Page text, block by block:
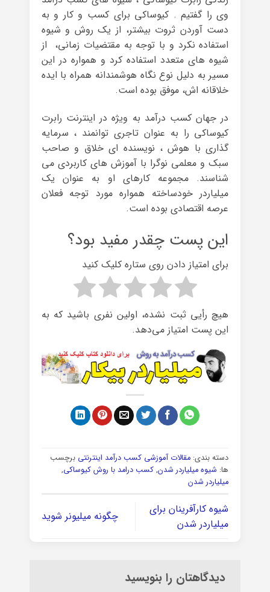
وی را گفتیم . کیوساکی برای کسب و کار و به
دست آوردن ثروت بیشتر، از یک روش و شیوه
استفاده نکرد و با توجه به مقتضیات زمانی، از
شیوه های متعدد استفاده کرد و همواره در این
مسیر به دلیل نوع نگاه هوشمندانه همراه با ایده
خلاقانه اش، موفق بوده است.
در جهان کسب درآمد به ویژه در اینترنت رابرت
کیوساکی را به عنوان تاجری توانمند ، سرمایه
گذاری با هوش ، نویسنده ای خلاق و صاحب
سبک و معلمی نوگرا با آموزش های کاربردی می
شناسند. مجموعه کارهای او به عنوان یک
میلیاردر خودساخته همواره مورد توجه فعلان
عرصه اقتصادی بوده است.
این پست چقدر مفید بود؟
برای امتیاز دادن روی ستاره کلیک کنید
هیچ رأیی ثبت نشده، اولین نفری باشید که به
این پست امتیاز می‌دهد.
دسته بندی: مقالات آموزشی کسب درآمد اینترنتی برچسب
ها: شیوه میلیاردر شدن, کسب درامد با روش کیوساکی,
میلیاردر شدن
شیوه کارآفرینان برای
میلیاردر شدن
چگونه میلیونر شوید
دیدگاهتان را بنویسید